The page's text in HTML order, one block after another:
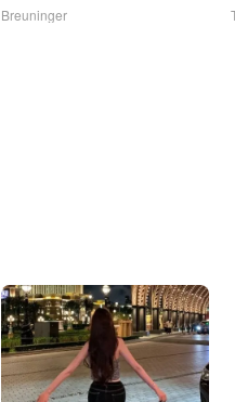
Breuninger